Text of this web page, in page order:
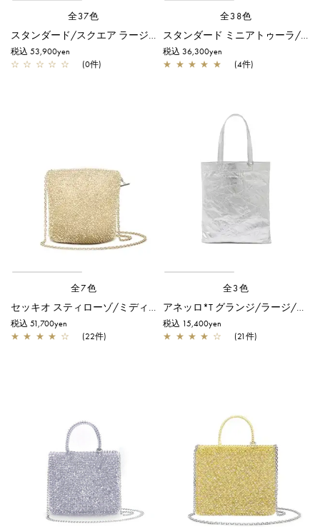
全37色
税込 53,900yen
☆ ☆ ☆ ☆ ☆ (0件)
全38色
税込 36,300yen
★ ★ ★ ★ ★ (4件)
全7色
セッキオ スティローゾ/ミディアム/シルバーゴールド
税込 51,700yen
★ ★ ★ ★ ☆ (22件)
全3色
アネッロ*T グランジ/ラージ/シルバー
税込 15,400yen
★ ★ ★ ★ ☆ (21件)